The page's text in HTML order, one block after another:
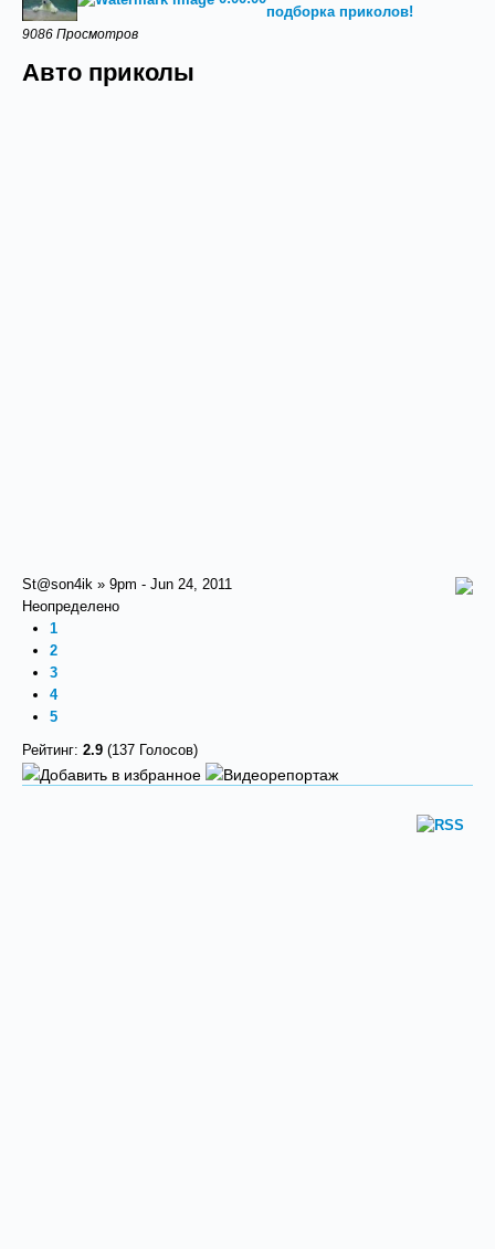
подборка приколов!
9086 Просмотров
Авто приколы
St@son4ik » 9pm - Jun 24, 2011
Неопределено
1
2
3
4
5
Рейтинг: 2.9 (137 Голосов)